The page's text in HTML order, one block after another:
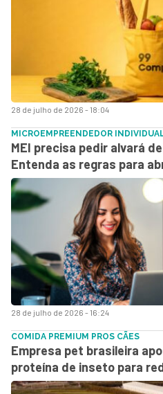
28 de julho de 2026 - 18:04
28 de julho de 2026 - 16:24
MICROEMPREENDEDOR
MEI precisa pedir alvará
Entenda as regras para
COMIDA PREMIUM PROS CÃES
Empresa pet brasileira
proteína de inseto para